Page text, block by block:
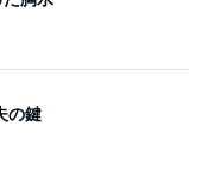
の鍵